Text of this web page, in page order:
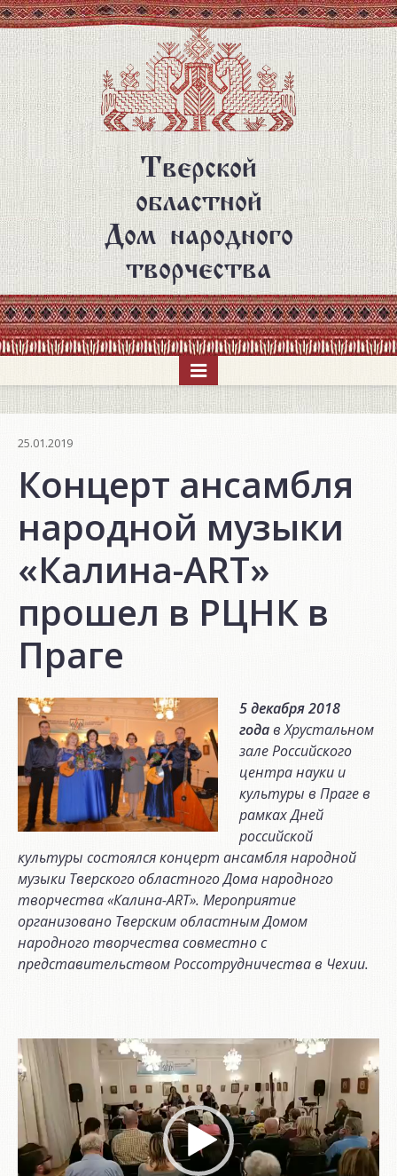
Перейти
к
основному
содержанию
Тверской
областной
Дом народного
творчества
25.01.2019
Концерт ансамбля
народной музыки
«Калина-ART»
прошел в РЦНК в
Праге
5 декабря 2018
годав Хрустальном
зале Российского
центра науки и
культуры в Праге в
рамках Дней
российской
культуры состоялся концерт ансамбля народной
музыки Тверского областного Дома народного
творчества «Калина-ART». Мероприятие
организовано Тверским областным Домом
народного творчества совместно с
представительством Россотрудничества в Чехии.
Видеоплеер